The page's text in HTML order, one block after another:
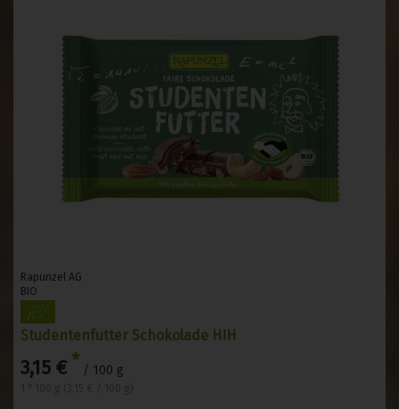
Rapunzel AG
BIO
Studentenfutter Schokolade HIH
3,15 € * / 100 g